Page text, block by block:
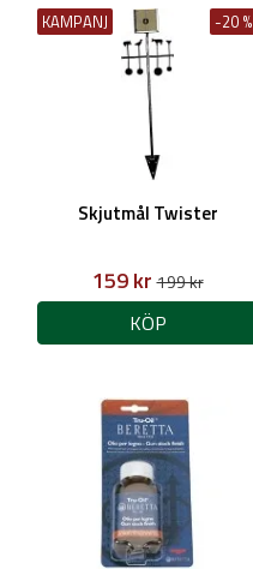
KAMPANJ -20 %
Skjutmål Twister
159 kr199 kr
KÖP